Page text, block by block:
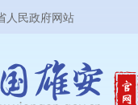
人民政府网站